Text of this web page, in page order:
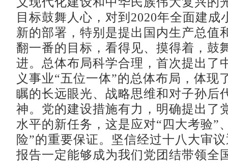
目标鼓舞人心，对到2020年全面建成
新的部署，特别是提出国内生产总值
翻一番的目标，看得见、摸得着，鼓
进。总体布局科学合理，首次提出了
义事业“五位一体”的总体布局，体现
瞩的长远眼光、战略思维和对子孙后
神。党的建设措施有力，明确提出了
水平的新任务，这是应对“四大考验”
险”的重要保证。坚信经过十八大审
报告一定能够成为我们党团结带领全